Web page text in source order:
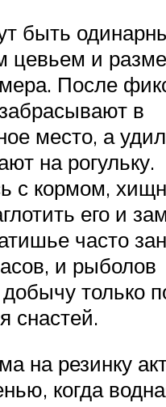
быть
цевьем и
После
в
место, а
на рогульку.
с кормом,
его и
часто
и рыболов
только
снастей.
на резинку
когда